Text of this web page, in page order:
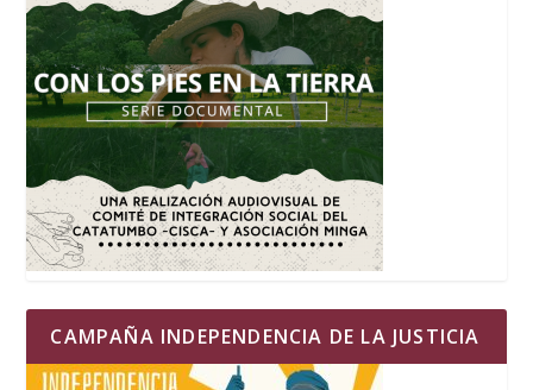
CAMPAÑA INDEPENDENCIA DE LA JUSTICIA